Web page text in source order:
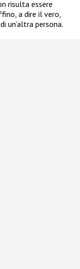
risulta essere
a dire il vero,
un’altra persona.